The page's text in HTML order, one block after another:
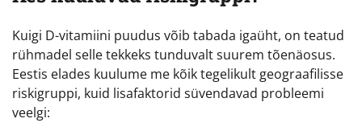
Kuigi D-vitamiini puudus võib tabada igaüht, on teatud
rühmadel selle tekkeks tunduvalt suurem tõenäosus.
Eestis elades kuulume me kõik tegelikult geograafilisse
riskigruppi, kuid lisafaktorid süvendavad probleemi
veelgi: